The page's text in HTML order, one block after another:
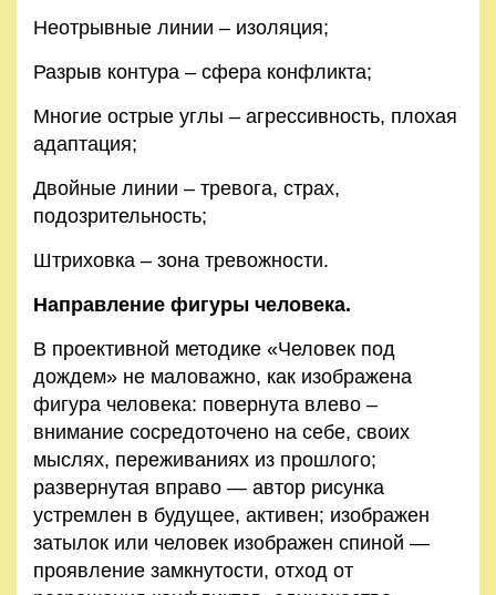
Неотрывные линии – изоляция;
Разрыв контура – ​​сфера конфликта;
Многие острые углы – агрессивность, плохая
адаптация;
Двойные линии – тревога, страх,
подозрительность;
Штриховка – зона тревожности.
Направление фигуры человека.
В проективной методике «Человек под
дождем» не маловажно, как изображена
фигура человека: повернута влево –
внимание сосредоточено на себе, своих
мыслях, переживаниях из прошлого;
развернутая вправо — автор рисунка
устремлен в будущее, активен; изображен
затылок или человек изображен спиной —
проявление замкнутости, отход от